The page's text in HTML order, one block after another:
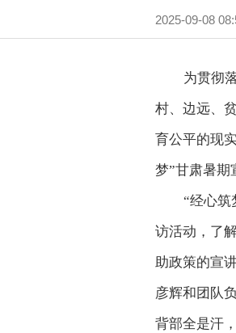
2025-09-08
为贯彻
村、边远、
育公平的现
梦”甘肃暑期
“经心筑
访活动，了
助政策的宣
彦辉和团队
背部全是汗